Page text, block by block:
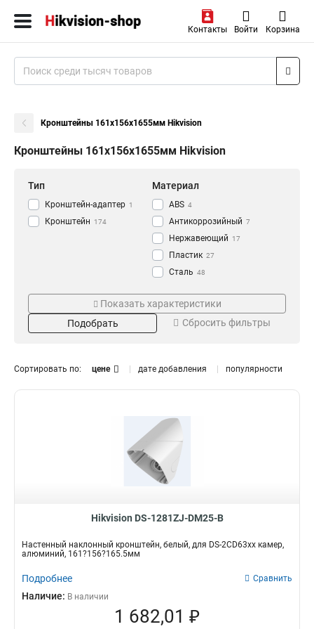
Контакты Войти Корзина
Кронштейны 161х156х1655мм Hikvision
Кронштейны 161х156х1655мм Hikvision
Тип
Кронштейн-адаптер 1
Кронштейн 174
Материал
АВS 4
Антикоррозийный 7
Нержавеющий 17
Пластик 27
Сталь 48
Серый 16
Наклонный 8
Потолочный 13
117х194х310мм 1
209х195х114мм 1
140х228х4125мм
136х212х32мм
Показать характеристики
Подобрать
Сбросить фильтры
Сортировать по: цене дате добавления популярности
Hikvision DS-1281ZJ-DM25-B
Настенный наклонный кронштейн, белый, для DS-2CD63xx камер,
алюминий, 161?156?165.5мм
Подробнее Сравнить
Наличие: В наличии
1 682,01 ₽